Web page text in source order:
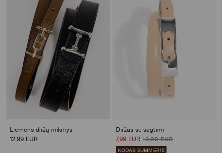
Liemens diržų rinkinys
12,99 EUR
Diržas su sagtimi
7,99 EUR 10,99 EUR
KODAS: SUMMER15